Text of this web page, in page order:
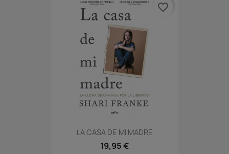
LA CASA DE MI MADRE
19,95 €
favorite_border